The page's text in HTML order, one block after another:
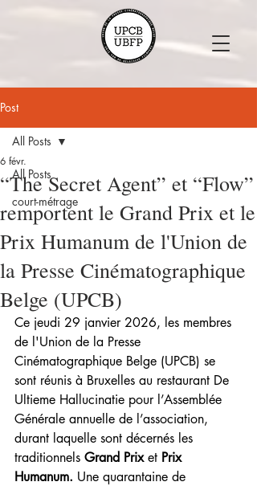
Post
All Posts
court-métrage
All Posts
“The Secret Agent” et “Flow”
remportent le Grand Prix et le
Prix Humanum de l'Union de
la Presse Cinématographique
Belge (UPCB)
6 févr.
Ce jeudi 29 janvier 2026, les membres
de l'Union de la Presse
Cinématographique Belge (UPCB) se
sont réunis à Bruxelles au restaurant De
Ultieme Hallucinatie pour l’Assemblée
Générale annuelle de l’association,
durant laquelle sont décernés les
traditionnels Grand Prix et Prix
Humanum. Une quarantaine de